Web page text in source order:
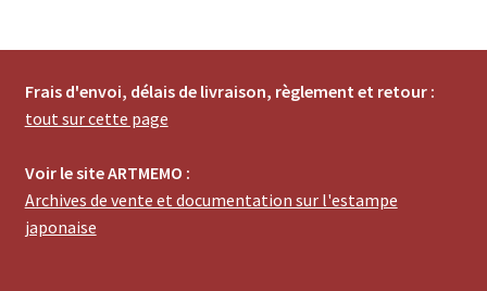
Frais d'envoi, délais de livraison, règlement et retour :
tout sur cette page
Voir le site ARTMEMO :
Archives de vente et documentation sur l'estampe
japonaise